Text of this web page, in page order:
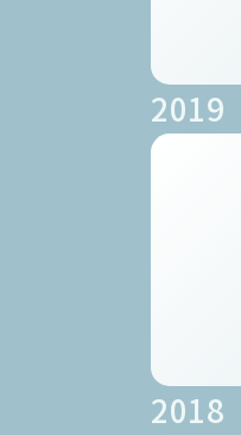
2019
2018